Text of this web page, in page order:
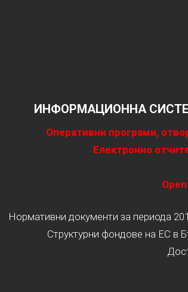
ИНФОРМАЦИОННА
Оперативни програми,
Електронно
Нормативни документи за периода
Структурни фондове на ЕС в